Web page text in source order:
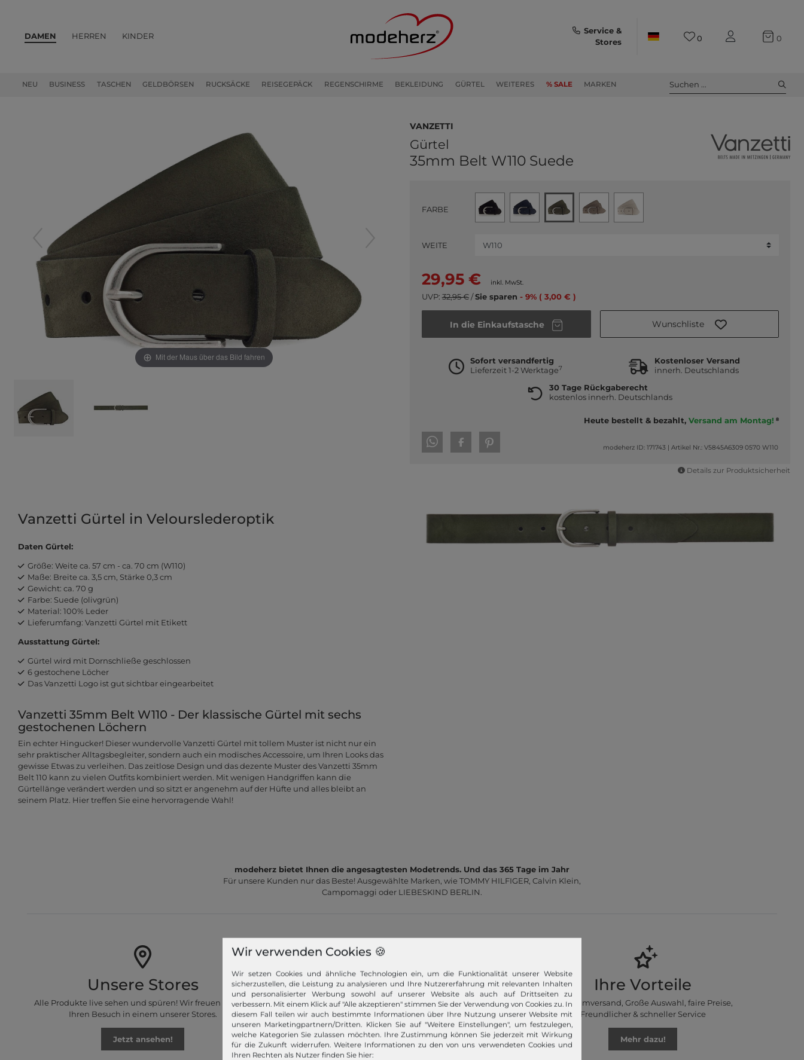
DAMEN
NEU BUSINESS TASCHEN GELDBÖRSEN RUCKSÄCKE REISEGEPÄCK REGENSCHIRME BEKLEIDUNG GÜRTEL WEITERES % SALE MARKEN
HERREN KINDER
Service &
Stores
0 0
Suchen ...
Mit der Maus über das Bild fahren
Vanzetti
Gürtel
35mm Belt W110 Suede
FARBE
WEITE
29,95 € inkl. MwSt.
UVP: 32,95 €/Sie sparen - 9% ( 3,00 € )
In die Einkaufstasche Wunschliste
Sofort versandfertig
Lieferzeit 1-2 Werktage7
Kostenloser Versand
innerh. Deutschlands
30 Tage Rückgaberecht
kostenlos innerh. Deutschlands
Heute bestellt & bezahlt, Versand am Montag! 8
modeherz ID: 171743 |Artikel Nr.: V5845A6309 0570 W110
Details zur Produktsicherheit
Vanzetti Gürtel in Velourslederoptik
Daten Gürtel:
Größe: Weite ca. 57 cm - ca. 70 cm (W110)
Maße: Breite ca. 3,5 cm, Stärke 0,3 cm
Gewicht: ca. 70 g
Farbe: Suede (olivgrün)
Material: 100% Leder
Lieferumfang: Vanzetti Gürtel mit Etikett
Ausstattung Gürtel:
Gürtel wird mit Dornschließe geschlossen
6 gestochene Löcher
Das Vanzetti Logo ist gut sichtbar eingearbeitet
Vanzetti 35mm Belt W110 - Der klassische Gürtel mit sechs
gestochenen Löchern
Ein echter Hingucker! Dieser wundervolle Vanzetti Gürtel mit tollem Muster ist nicht nur ein
sehr praktischer Alltagsbegleiter, sondern auch ein modisches Accessoire, um Ihren Looks das
gewisse Etwas zu verleihen. Das zeitlose Design und das dezente Muster des Vanzetti 35mm
Belt 110 kann zu vielen Outfits kombiniert werden. Mit wenigen Handgriffen kann die
Gürtellänge verändert werden und so sitzt er angenehm auf der Hüfte und alles bleibt an
seinem Platz. Hier treffen Sie eine hervorragende Wahl!
modeherz bietet Ihnen die angesagtesten Modetrends. Und das 365 Tage im Jahr
Für unsere Kunden nur das Beste! Ausgewählte Marken, wie TOMMY HILFIGER, Calvin Klein,
Campomaggi oder LIEBESKIND BERLIN.
Unsere Stores
Alle Produkte live sehen und spüren! Wir freuen uns auf
Ihren Besuch in einem unserer Stores.
Jetzt ansehen!
Schneller Versand!
Wir versenden Ihre Bestellung schnell per
Premiumversand.
Mehr dazu!
Ihre Vorteile
Premiumversand, Große Auswahl, faire Preise,
Freundlicher & schneller Service
Mehr dazu!
Wir verwenden Cookies 🍪
Wir setzen Cookies und ähnliche Technologien ein, um die Funktionalität unserer Website
sicherzustellen, die Leistung zu analysieren und Ihre Nutzererfahrung mit relevanten Inhalten
und personalisierter Werbung sowohl auf unserer Website als auch auf Drittseiten zu
verbessern. Mit einem Klick auf "Alle akzeptieren" stimmen Sie der Verwendung von Cookies zu. In
diesem Fall teilen wir auch bestimmte Informationen über Ihre Nutzung unserer Website mit
unseren Marketingpartnern/Dritten. Klicken Sie auf "Weitere Einstellungen", um festzulegen,
welche Kategorien Sie zulassen möchten. Ihre Zustimmung können Sie jederzeit mit Wirkung
für die Zukunft widerrufen. Weitere Informationen zu den von uns verwendeten Cookies und
Ihren Rechten als Nutzer finden Sie hier: